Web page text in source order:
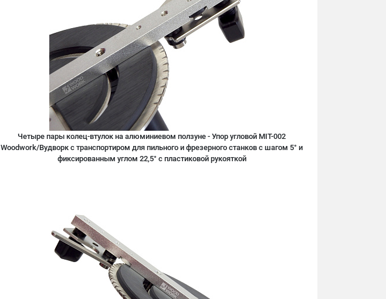
Четыре пары колец-втулок на алюминиевом ползуне - Упор угловой MIT-002
Woodwork/Вудворк с транспортиром для пильного и фрезерного станков с шагом 5° и
фиксированным углом 22,5° c пластиковой рукояткой